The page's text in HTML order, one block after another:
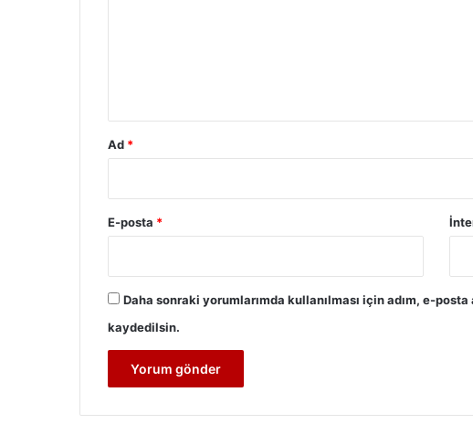
Ad *
E-posta *
Daha sonraki yorumlarımda kullanılması için adım, e-
kaydedilsin.